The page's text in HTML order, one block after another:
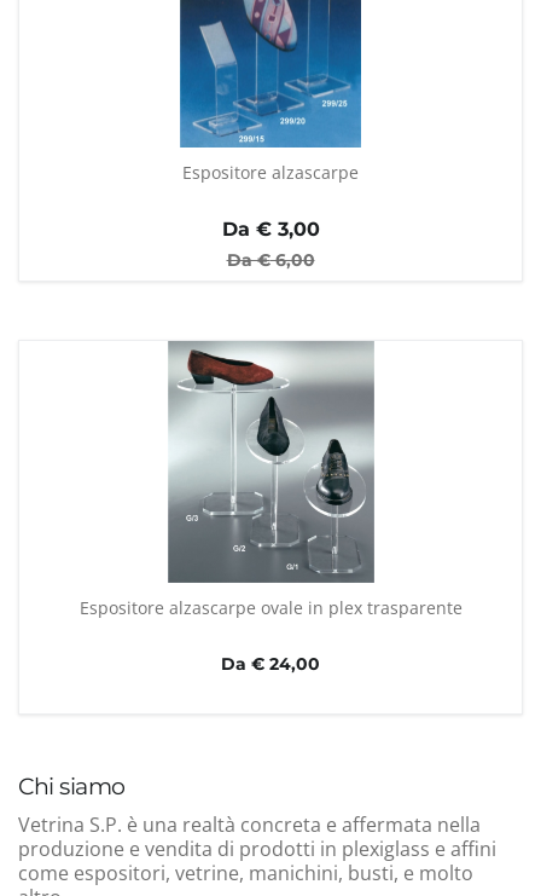
Chi siamo
Vetrina S.P. è una realtà concreta e affermata nella
produzione e vendita di prodotti in plexiglass e affini
come espositori, vetrine, manichini, busti, e molto
Espositore alzascarpe
Da €3,00
Da €6,00
Espositore alzascarpe ovale in plex trasparente
Da € 24,00